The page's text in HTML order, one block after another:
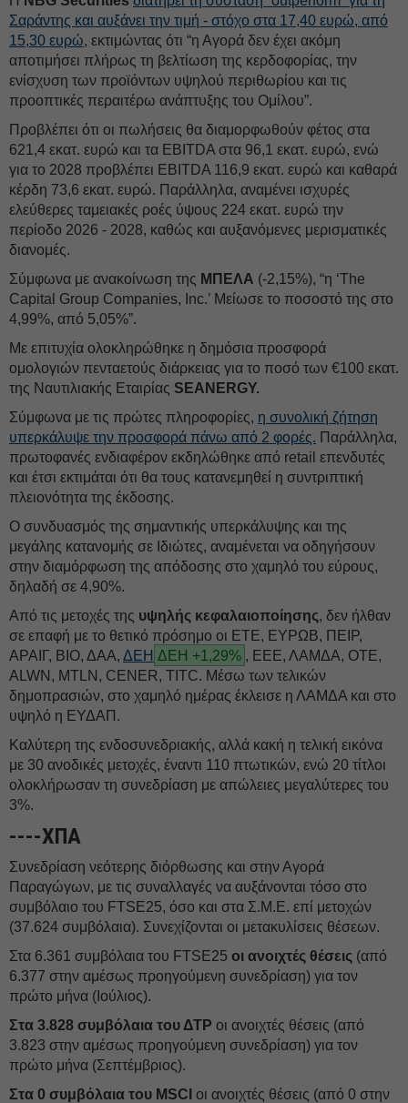
Σαράντης και αυξάνει την τιμή - στόχο στα 17,40 ευρώ, από
15,30 ευρώ, εκτιμώντας ότι “η Αγορά δεν έχει ακόμη
αποτιμήσει πλήρως τη βελτίωση της κερδοφορίας, την
ενίσχυση των προϊόντων υψηλού περιθωρίου και τις
προοπτικές περαιτέρω ανάπτυξης του Ομίλου”.
Προβλέπει ότι οι πωλήσεις θα διαμορφωθούν φέτος στα
621,4 εκατ. ευρώ και τα EBITDA στα 96,1 εκατ. ευρώ, ενώ
για το 2028 προβλέπει EBITDA 116,9 εκατ. ευρώ και καθαρά
κέρδη 73,6 εκατ. ευρώ. Παράλληλα, αναμένει ισχυρές
ελεύθερες ταμειακές ροές ύψους 224 εκατ. ευρώ την
περίοδο 2026 - 2028, καθώς και αυξανόμενες μερισματικές
διανομές.
Σύμφωνα με ανακοίνωση της ΜΠΕΛΑ (-2,15%), “η ‘The
Capital Group Companies, Inc.’ Μείωσε το ποσοστό της στο
4,99%, από 5,05%”.
Με επιτυχία ολοκληρώθηκε η δημόσια προσφορά
ομολογιών πενταετούς διάρκειας για το ποσό των €100 εκατ.
της Ναυτιλιακής Εταιρίας SEANERGY.
Σύμφωνα με τις πρώτες πληροφορίες, η συνολική ζήτηση
υπερκάλυψε την προσφορά πάνω από 2 φορές. Παράλληλα,
πρωτοφανές ενδιαφέρον εκδηλώθηκε από retail επενδυτές
και έτσι εκτιμάται ότι θα τους κατανεμηθεί η συντριπτική
πλειονότητα της έκδοσης.
Ο συνδυασμός της σημαντικής υπερκάλυψης και της
μεγάλης κατανομής σε Ιδιώτες, αναμένεται να οδηγήσουν
στην διαμόρφωση της απόδοσης στο χαμηλό του εύρους,
δηλαδή σε 4,90%.
Από τις μετοχές της υψηλής κεφαλαιοποίησης, δεν ήλθαν
σε επαφή με το θετικό πρόσημο οι ΕΤΕ, ΕΥΡΩΒ, ΠΕΙΡ,
ΑΡΑΙΓ, ΒΙΟ, ΔΑΑ, ΔΕΗ ΔΕΗ +1,29% , ΕΕΕ, ΛΑΜΔΑ, ΟΤΕ,
ALWN, MTLN, CENER, TITC. Μέσω των τελικών
δημοπρασιών, στο χαμηλό ημέρας έκλεισε η ΛΑΜΔΑ και στο
υψηλό η ΕΥΔΑΠ.
Καλύτερη της ενδοσυνεδριακής, αλλά κακή η τελική εικόνα
με 30 ανοδικές μετοχές, έναντι 110 πτωτικών, ενώ 20 τίτλοι
ολοκλήρωσαν τη συνεδρίαση με απώλειες μεγαλύτερες του
3%.
----ΧΠΑ
Συνεδρίαση νεότερης διόρθωσης και στην Αγορά
Παραγώγων, με τις συναλλαγές να αυξάνονται τόσο στο
συμβόλαιο του FTSE25, όσο και στα Σ.Μ.Ε. επί μετοχών
(37.624 συμβόλαια). Συνεχίζονται οι μετακυλίσεις θέσεων.
Στα 6.361 συμβόλαια του FTSE25 οι ανοιχτές θέσεις (από
6.377 στην αμέσως προηγούμενη συνεδρίαση) για τον
πρώτο μήνα (Ιούλιος).
Στα 3.828 συμβόλαια του ΔΤΡ οι ανοιχτές θέσεις (από
3.823 στην αμέσως προηγούμενη συνεδρίαση) για τον
πρώτο μήνα (Σεπτέμβριος).
Στα 0 συμβόλαια του MSCI οι ανοιχτές θέσεις (από 0 στην